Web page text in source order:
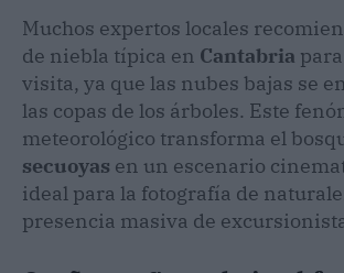
Muchos expertos locales
de niebla típica en Cantabria
visita, ya que las nubes bajas se
las copas de los árboles. Este
meteorológico transforma el
secuoyas en un escenario
ideal para la fotografía de
presencia masiva de